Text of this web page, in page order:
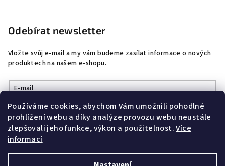
Používáme cookies, abychom Vám umožnili pohodlné
prohlížení webu a díky analýze provozu webu neustále
zlepšovali jeho funkce, výkon a použitelnost.Více
informací
Odebírat newsletter
Vložte svůj e-mail a my vám budeme zasílat informace o nových
produktech na našem e-shopu.
E-mail
Vložením e-mailu souhlasíte spodmínkami ochrany osobních
údajů
Přihlásit se